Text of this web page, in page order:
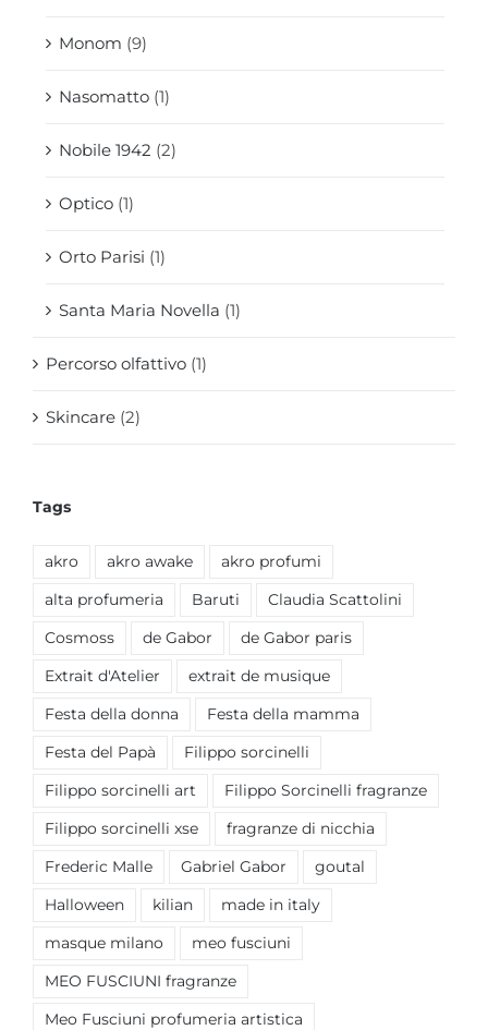
Monom (9)
Nasomatto (1)
Nobile 1942 (2)
Optico (1)
Orto Parisi (1)
Santa Maria Novella (1)
Percorso olfattivo (1)
Skincare (2)
Tags
akro akro awake akro profumi
alta profumeria Baruti Claudia Scattolini
Cosmoss de Gabor de Gabor paris
Extrait d'Atelier extrait de musique
Festa della donna Festa della mamma
Festa del Papà Filippo sorcinelli
Filippo sorcinelli art Filippo Sorcinelli fragranze
Filippo sorcinelli xse fragranze di nicchia
Frederic Malle Gabriel Gabor goutal
Halloween kilian made in italy
masque milano meo fusciuni
MEO FUSCIUNI fragranze
Meo Fusciuni profumeria artistica